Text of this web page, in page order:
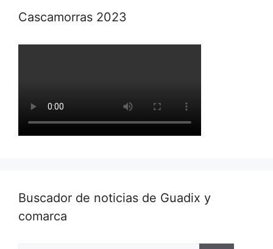
Cascamorras 2023
Buscador de noticias de Guadix y
comarca